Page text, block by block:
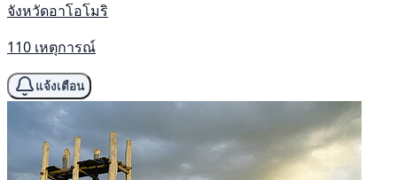
จังหวัดอาโอโมริ
110 เหตุการณ์
แจ้งเตือน